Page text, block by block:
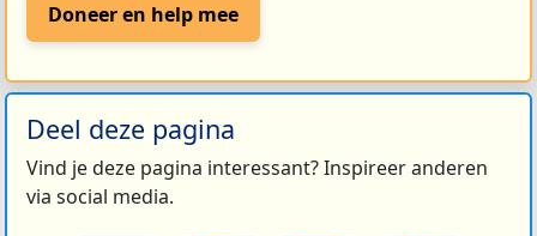
Doneer en help mee
Deel deze pagina
Vind je deze pagina interessant? Inspireer anderen
via social media.